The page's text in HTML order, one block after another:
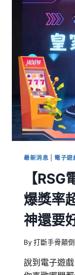
最新消息 電子遊
【
爆獎率
神還要
By 打斷手骨顛
說到電子遊